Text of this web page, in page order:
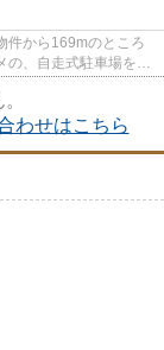
件から169mのところ
の、自走式駐車場を利
わせはこちら